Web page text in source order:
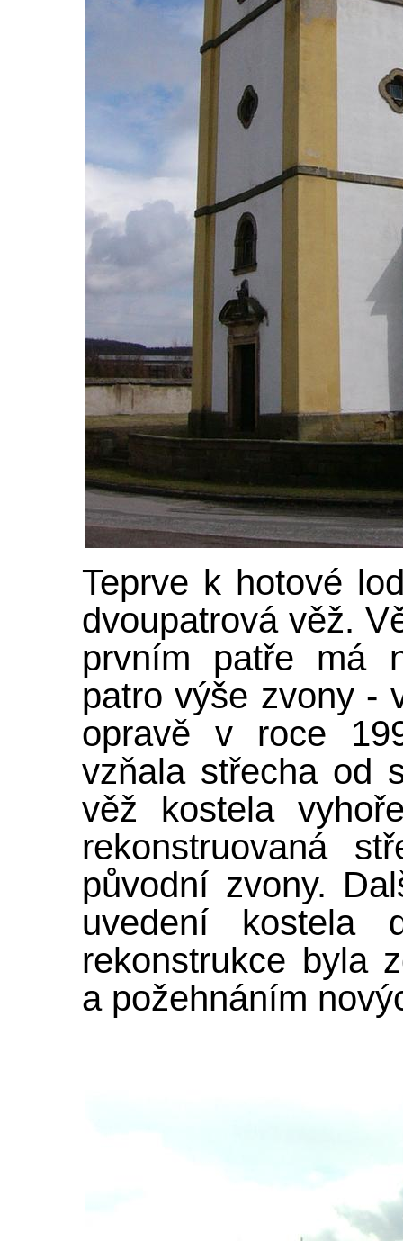
Teprve k hotové
dvoupatrová věž.
prvním patře má
patro výše zvony -
opravě v roce
vzňala střecha od
věž kostela
rekonstruovaná
původní zvony.
uvedení kostela
rekonstrukce byla
a požehnáním